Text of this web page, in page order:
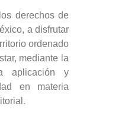
derechos de
a disfrutar
ordenado
mediante la
aplicación y
en materia